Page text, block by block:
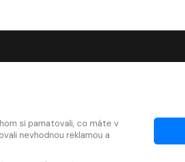
Kontakty
Články
si pamatovali, co máte v
nevhodnou reklamou a